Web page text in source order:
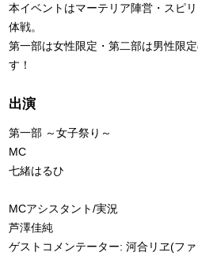
本イベントはマーテリア陣営・スピ
体戦。
第一部は女性限定・第二部は男性限
す！
出演
第一部 ～女子祭り～
MC
七緒はるひ
MCアシスタント/実況
芦澤佳純
ゲストコメンテーター: 河合リヱ(フ